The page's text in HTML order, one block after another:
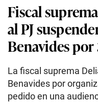
Fiscal
al PJ
Benavides por
La fiscal suprema
Benavides por
pedido en una